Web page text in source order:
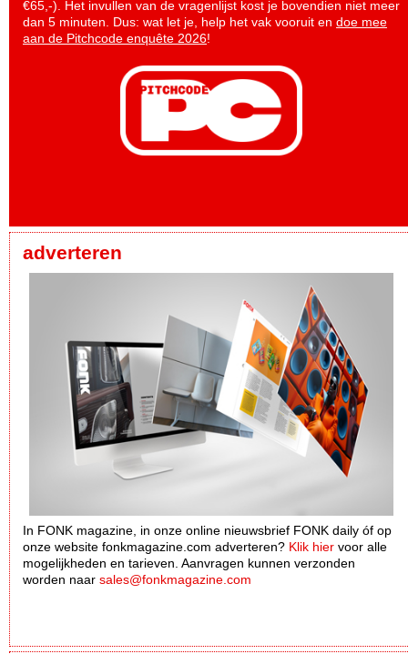
€65,-). Het invullen van de vragenlijst kost je bovendien niet meer
dan 5 minuten. Dus: wat let je, help het vak vooruit en doe mee
aan de Pitchcode enquête 2026!
adverteren
In FONK magazine, in onze online nieuwsbrief FONK daily óf op
onze website fonkmagazine.com adverteren? Klik hier voor alle
mogelijkheden en tarieven. Aanvragen kunnen verzonden
worden naar sales@fonkmagazine.com